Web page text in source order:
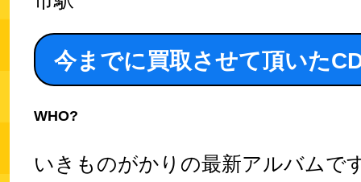
今までに買取させて頂いた
WHO?
いきものがかりの最新アルバムで